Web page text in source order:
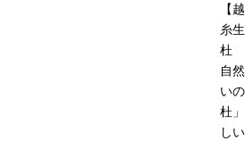
【
糸
杜
自
い
杜
し